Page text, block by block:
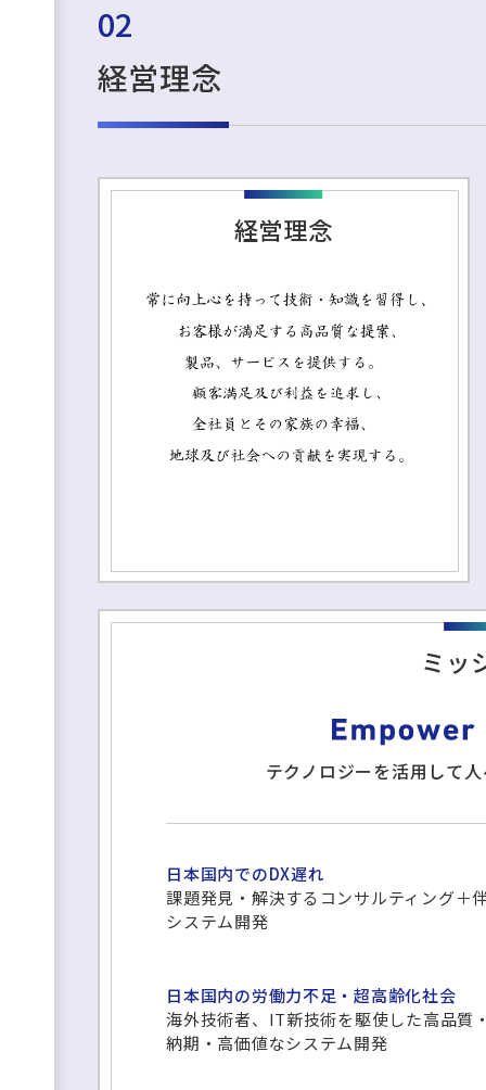
02
経営理念
経営理念
ミッ
テクノロジーを活用して
日本国内でのDX遅れ
課題発見・解決するコンサルティング＋
システム開発
日本国内の労働力不足・超高齢化社会
海外技術者、IT新技術を駆使した高品質
納期・高価値なシステム開発